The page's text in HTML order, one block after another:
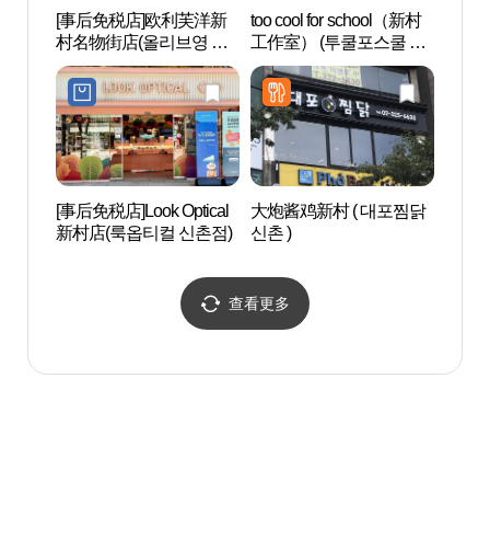
[事后免税店]欧利芙洋新
村名物街店(올리브영 신
촌명물거리점)
too cool for school（新村
工作室） (투쿨포스쿨 신
촌작업실)
[事后免税店]Look Optical
新村店(룩옵티컬 신촌점)
大炮酱鸡新村 ( 대포찜닭
신촌 )
查看更多